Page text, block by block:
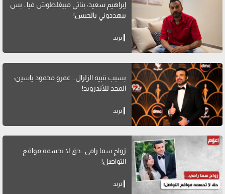
إبراهيم سعيد: بناتي مبيغلطوش فيا.. بس
بيهددوني بالحبس!
ترند
بسبب تنبيه الزلزال.. عمرو محمود ياسين:
المجد للأندرويد!
ترند
زواج سما رامي.. حق لا تحسمه مواقع
التواصل!
ترند